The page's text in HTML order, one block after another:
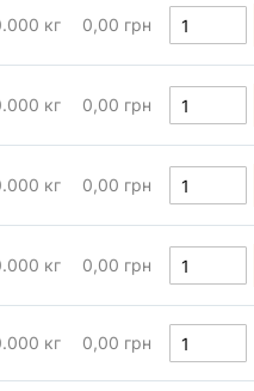
кг 0,00 грн
кг 0,00 грн
кг 0,00 грн
кг 0,00 грн
кг 0,00 грн